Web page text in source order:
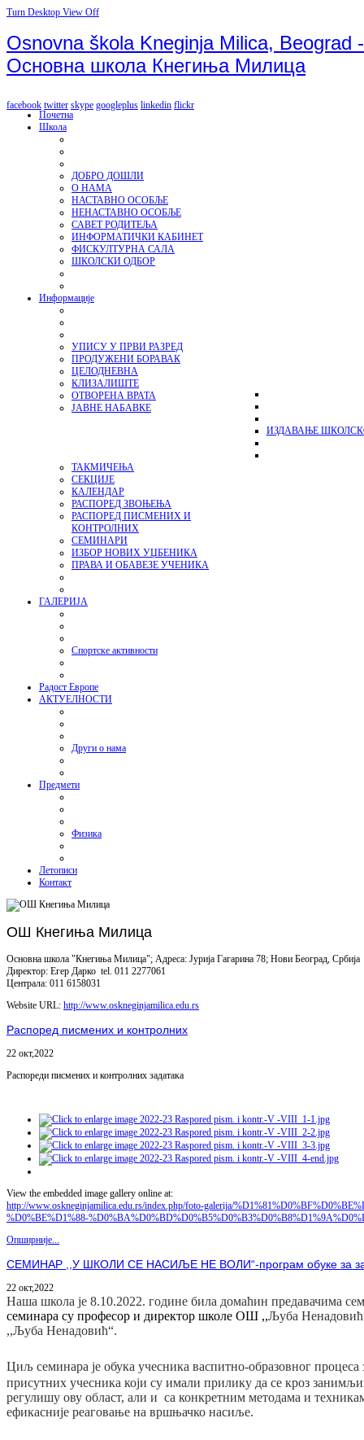
Turn Desktop View Off
Osnovna škola Kneginja Milica, Beograd -
Основна школа Кнегиња Милица
facebook twitter skype googleplus linkedin flickr
Почетна
Школа
ДОБРО ДОШЛИ
О НАМА
НАСТАВНО ОСОБЉЕ
НЕНАСТАВНО ОСОБЉЕ
САВЕТ РОДИТЕЉА
ИНФОРМАТИЧКИ КАБИНЕТ
ФИСКУЛТУРНА САЛА
ШКОЛСКИ ОДБОР
Информације
УПИСУ У ПРВИ РАЗРЕД
ПРОДУЖЕНИ БОРАВАК
ЦЕЛОДНЕВНА
КЛИЗАЛИШТЕ
ОТВОРЕНА ВРАТА
ЈАВНЕ НАБАВКЕ
ИЗДАВАЊЕ
ТАКМИЧЕЊА
СЕКЦИЈЕ
КАЛЕНДАР
РАСПОРЕД ЗВОЊЕЊА
РАСПОРЕД ПИСМЕНИХ И
КОНТРОЛНИХ
СЕМИНАРИ
ИЗБОР НОВИХ УЏБЕНИКА
ПРАВА И ОБАВЕЗЕ УЧЕНИКА
ГАЛЕРИЈА
Спортске активности
Радост Европе
АКТУЕЛНОСТИ
Други о нама
Предмети
Физика
Летописи
Контакт
ОШ Кнегиња Милица
Основна школа "Кнегиња Милица"; Адреса: Јурија Гагарина 78; Нови Београд, Србија
Директор: Егер Дарко tel. 011 2277061
Централа: 011 6158031
Website URL: http://www.oskneginjamilica.edu.rs
Распоред писмених и контролних
22 окт,2022
Распореди писмених и контролних задатака
View the embedded image gallery online at:
http://www.oskneginjamilica.edu.rs/index.php/foto-galerija/
%D0%BE%D1%88-
Опширније...
СЕМИНАР ,,У ШКОЛИ СЕ НАСИЉЕ НЕ ВОЛИ“-програм обуке за
22 окт,2022
Наша школа је 8.10.2022. године била домаћин предавачима
семинара су професор и директор школе ОШ ,,Љуба Ненадовић
,,Љуба Ненадовић“.
Циљ семинара је обука учесника васпитно-образовног
присутних учесника који су имали прилику да се кроз
регулишу ову област, али и са конкретним методама и
ефикасније реаговање на вршњачко насиље.